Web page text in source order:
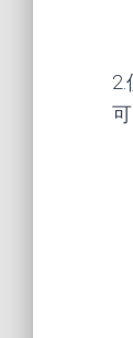
可